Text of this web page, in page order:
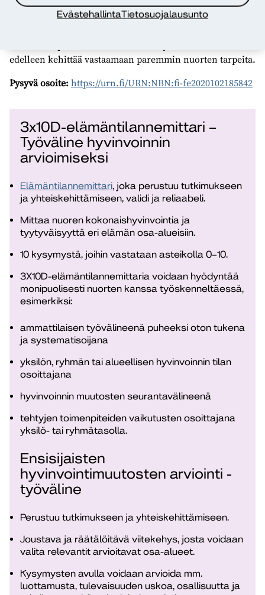
EvästehallintaTietosuojalausunto
Tampereella kaikkia jälkihuollossa olevia nuoria on
edelleen kehittää vastaamaan paremmin nuorten tarpeita.
Pysyvä osoite:https://urn.fi/URN:NBN:fi-fe2020102185842
3x10D-elämäntilannemittari –
Työväline hyvinvoinnin
arvioimiseksi
Elämäntilannemittari, joka perustuu tutkimukseen
ja yhteiskehittämiseen, validi ja reliaabeli.
Mittaa nuoren kokonaishyvinvointia ja
tyytyväisyyttä eri elämän osa-alueisiin.
10 kysymystä, joihin vastataan asteikolla 0–10.
3X10D-elämäntilannemittaria voidaan hyödyntää
monipuolisesti nuorten kanssa työskenneltäessä,
esimerkiksi:
ammattilaisen työvälineenä puheeksi oton tukena
ja systematisoijana
yksilön, ryhmän tai alueellisen hyvinvoinnin tilan
osoittajana
hyvinvoinnin muutosten seurantavälineenä
tehtyjen toimenpiteiden vaikutusten osoittajana
yksilö- tai ryhmätasolla.
Ensisijaisten
hyvinvointimuutosten arviointi -
työväline
Perustuu tutkimukseen ja yhteiskehittämiseen.
Joustava ja räätälöitävä viitekehys, josta voidaan
valita relevantit arvioitavat osa-alueet.
Kysymysten avulla voidaan arvioida mm.
luottamusta, tulevaisuuden uskoa, osallisuutta ja